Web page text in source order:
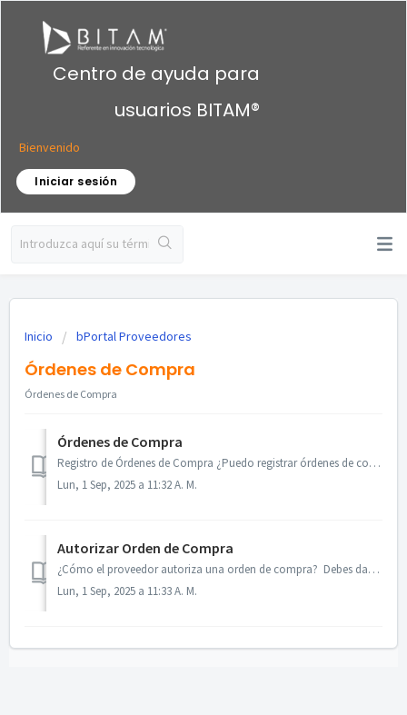
Centro de ayuda para
usuarios BITAM®
Bienvenido
Iniciar sesión
Inicio bPortal Proveedores
Órdenes de Compra
Órdenes de Compra
Órdenes de Compra
Registro de Órdenes de Compra ¿Puedo registrar órdenes de compra para un proveedor en el bPortal? Sí, si eres un usuario Cliente, puedes registrar órdenes ...
Lun, 1 Sep, 2025 a 11:32 A. M.
Autorizar Orden de Compra
¿Cómo el proveedor autoriza una orden de compra? Debes dar clic en el Folio de la factura desde la página de Órdenes de Compra. Opciones disponibles ¿Qué...
Lun, 1 Sep, 2025 a 11:33 A. M.